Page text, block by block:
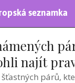
seznamka
najít
párů,